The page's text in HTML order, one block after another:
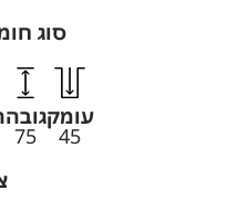
סוג
עומק
45
גובה
75